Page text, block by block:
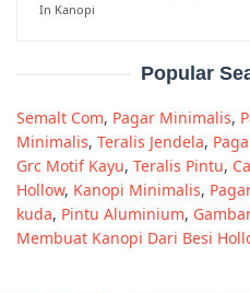
In Kanopi
Popular
Semalt Com, Pagar Minimalis,
Minimalis, Teralis Jendela,
Grc Motif Kayu, Teralis Pintu,
Hollow, Kanopi Minimalis,
kuda, Pintu Aluminium,
Membuat Kanopi Dari Besi